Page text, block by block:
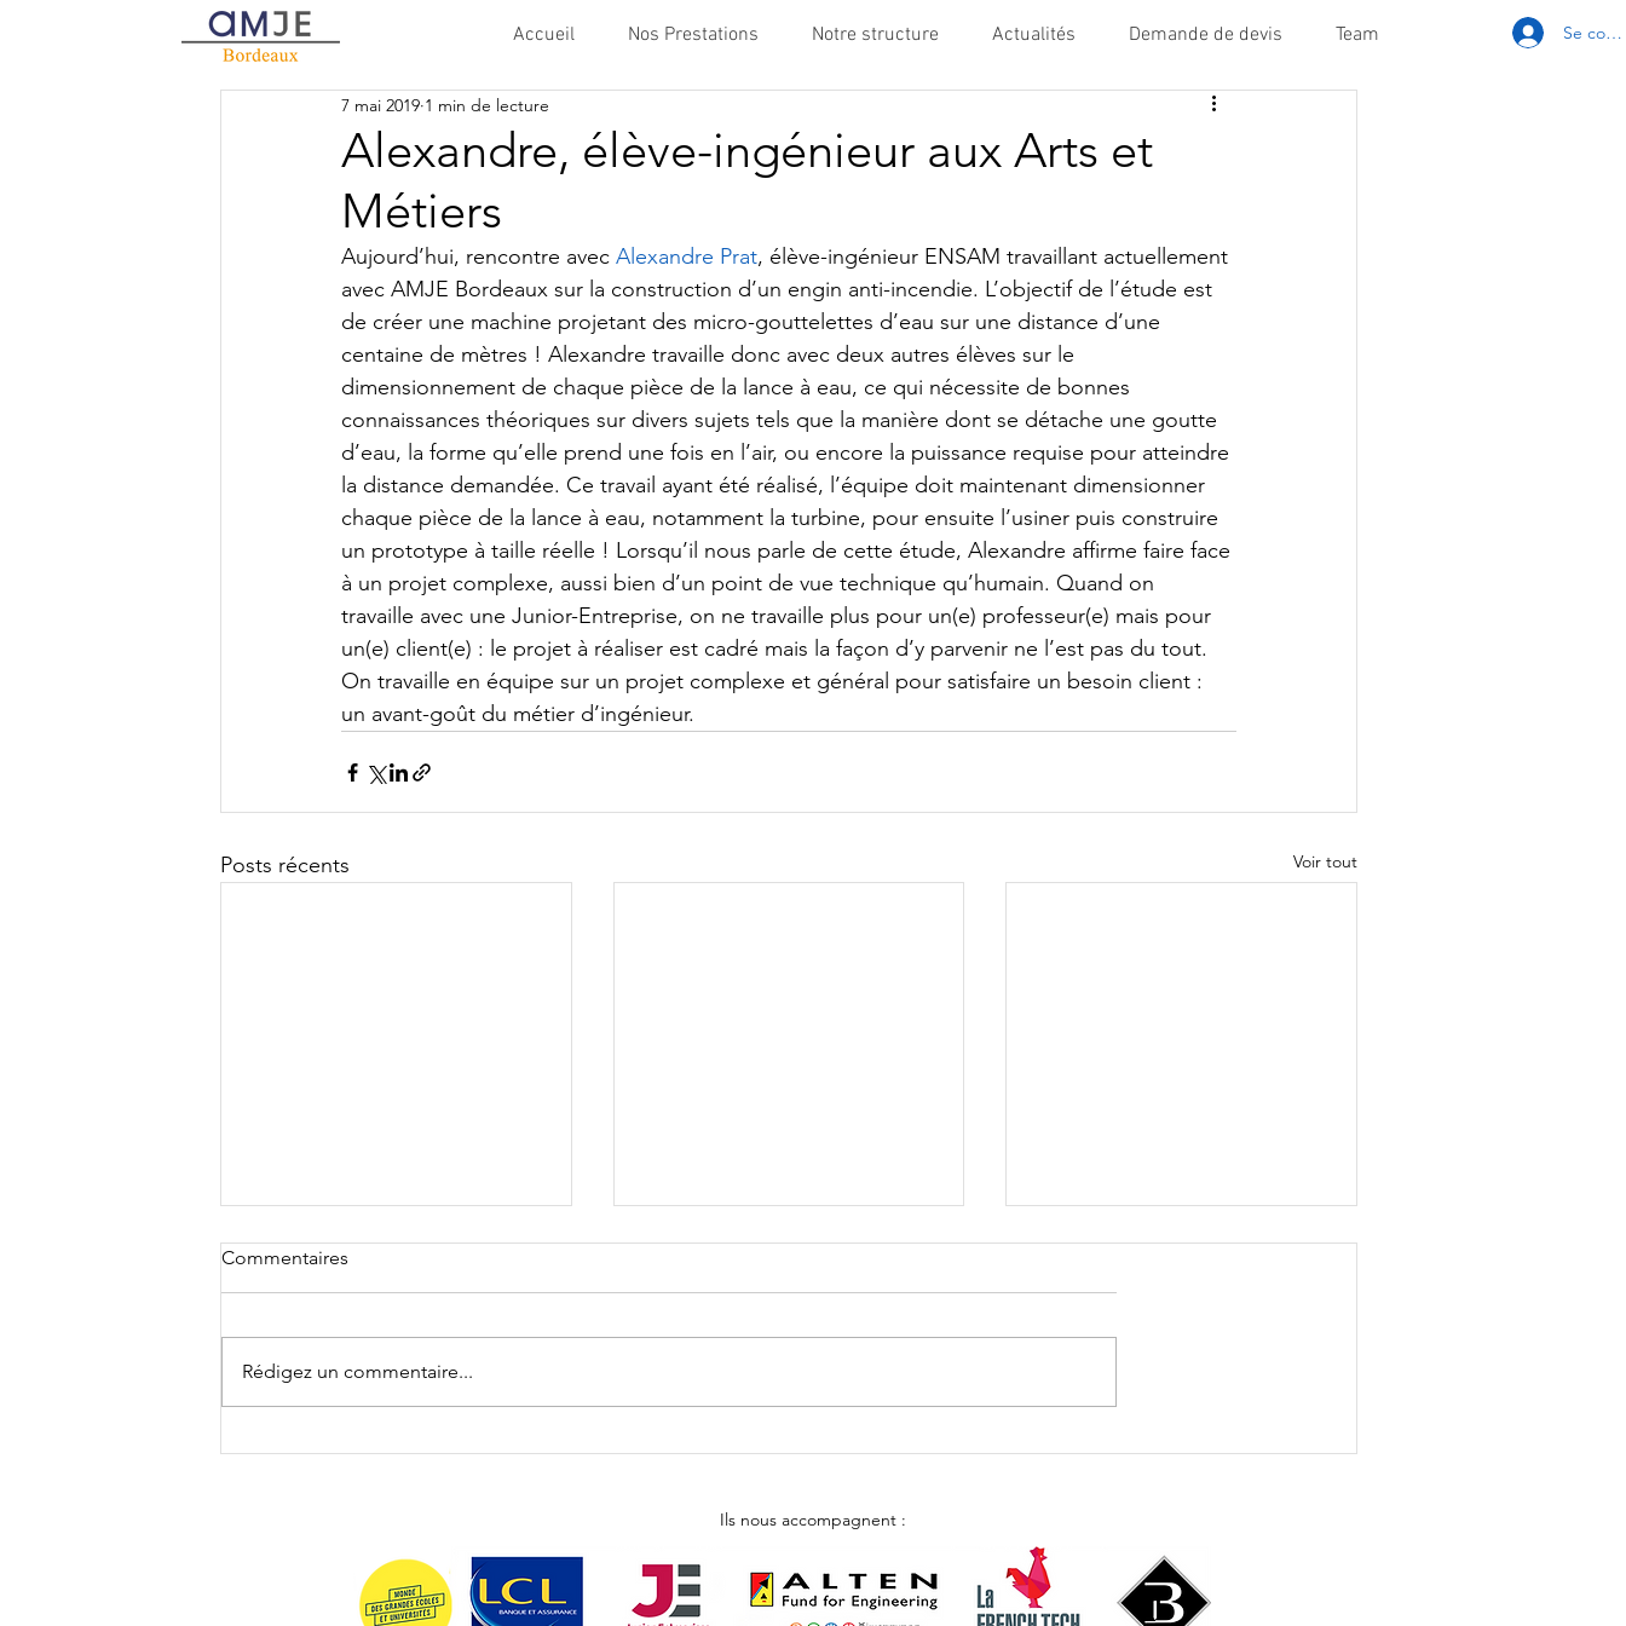
Accueil Nos Prestations Notre structure Actualités Demande de devis Team Se
Alexandre, élève-ingénieur aux Arts et
Métiers
7 mai 2019 1 min de lecture
Aujourd’hui, rencontre avec Alexandre Prat, élève-ingénieur ENSAM travaillant actuellement
avec AMJE Bordeaux sur la construction d’un engin anti-incendie. L’objectif de l’étude est
de créer une machine projetant des micro-gouttelettes d’eau sur une distance d’une
centaine de mètres ! Alexandre travaille donc avec deux autres élèves sur le
dimensionnement de chaque pièce de la lance à eau, ce qui nécessite de bonnes
connaissances théoriques sur divers sujets tels que la manière dont se détache une goutte
d’eau, la forme qu’elle prend une fois en l’air, ou encore la puissance requise pour atteindre
la distance demandée. Ce travail ayant été réalisé, l’équipe doit maintenant dimensionner
chaque pièce de la lance à eau, notamment la turbine, pour ensuite l’usiner puis construire
un prototype à taille réelle ! Lorsqu’il nous parle de cette étude, Alexandre affirme faire face
à un projet complexe, aussi bien d’un point de vue technique qu’humain. Quand on
travaille avec une Junior-Entreprise, on ne travaille plus pour un(e) professeur(e) mais pour
un(e) client(e) : le projet à réaliser est cadré mais la façon d’y parvenir ne l’est pas du tout.
On travaille en équipe sur un projet complexe et général pour satisfaire un besoin client :
un avant-goût du métier d’ingénieur.
Posts récents Voir tout
CNH 2024
Commentaires
Rédigez un commentaire...
Ils nous accompagnent :